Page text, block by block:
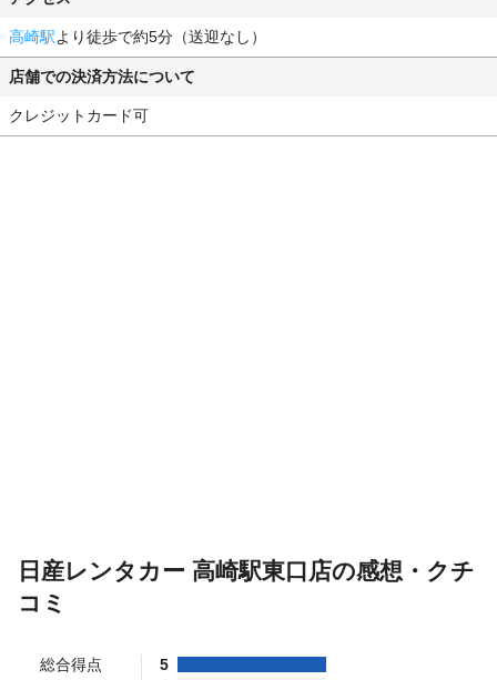
高崎駅より徒歩で約5分（送迎なし）
店舗での決済方法について
クレジットカード可
日産レンタカー 高崎駅東口店の感想・クチ
コミ
総合得点
5